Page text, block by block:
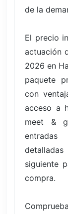
de la
El precio
actuación
2026 en
paquete
con
acceso a
meet &
entradas
siguiente
compra.